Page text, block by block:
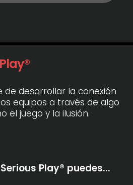
de desarrollar la conexión
equipos a través de algo
el juego y la ilusión.
Play® puedes...